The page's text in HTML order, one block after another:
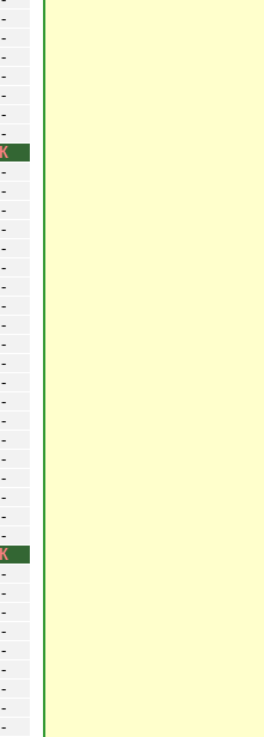
-
-
-
-
-
-
-
К
-
-
-
-
-
-
-
-
-
-
-
-
-
-
-
-
-
-
-
-
К
-
-
-
-
-
-
-
-
-